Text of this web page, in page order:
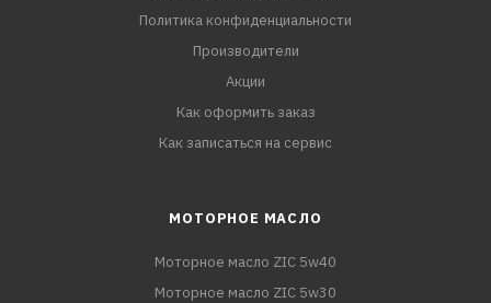
Политика конфиденциальности
Производители
Акции
Как оформить заказ
Как записаться на сервис
МОТОРНОЕ МАСЛО
Моторное масло ZIC 5w40
Моторное масло ZIC 5w30